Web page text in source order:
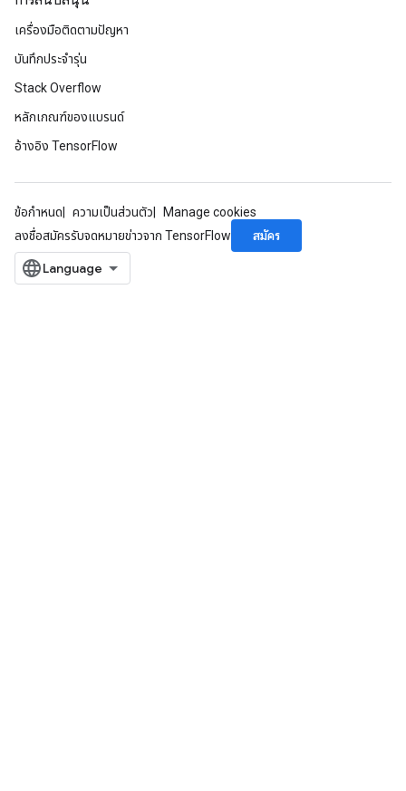
เครื่องมือติดตามปัญหา
บันทึกประจำรุ่น
Stack Overflow
หลักเกณฑ์ของแบรนด์
อ้างอิง TensorFlow
ข้อกำหนด ความเป็นส่วนตัว
Manage cookies
ลงชื่อสมัครรับจดหมายข่าวจาก TensorFlow
สมัคร